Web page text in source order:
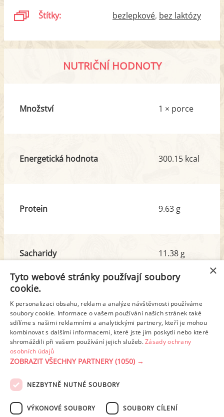
Štítky: bezlepkové bez laktózy
NUTRIČNÍ HODNOTY
Množství 1 × porce
Energetická hodnota 300.15 kcal
Protein 9.63 g
Sacharidy
11.38 g
Tuk
z toho nas. mastné kyseliny
22.73 g
7.57 g
Detailní rozpis
PODMÍNKY UŽITÍ ZÁSADY OCHRANY OSOBNÍCH ÚDAJŮ
×
Tyto webové stránky používají soubory
cookie.
K personalizaci obsahu, reklam a analýze návštěvnosti používáme
soubory cookie. Informace o vašem používání našich stránek také
sdílíme s našimi reklamními a analytickými partnery, kteří je mohou
kombinovat s dalšími informacemi, které jste jim poskytli nebo které
shromáždili při vašem používání jejich služeb.Zásady ochrany
osobních údajů
ZOBRAZIT VŠECHNY PARTNERY(1050) →
NEZBYTNĚ NUTNÉ SOUBORY
VÝKONOVÉ SOUBORY SOUBORY CÍLENÍ